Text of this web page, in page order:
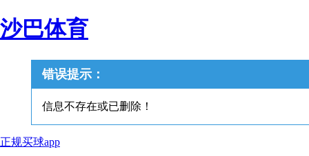
沙巴体育
错误提示：
信息不存在或已删除！
正规买球app